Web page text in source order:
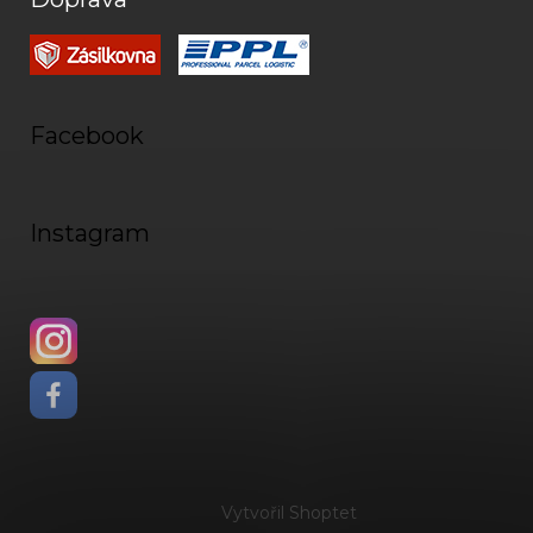
Facebook
Instagram
Vytvořil Shoptet